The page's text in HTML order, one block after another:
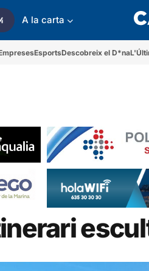
A la carta
EsportsDescobreix el D*na